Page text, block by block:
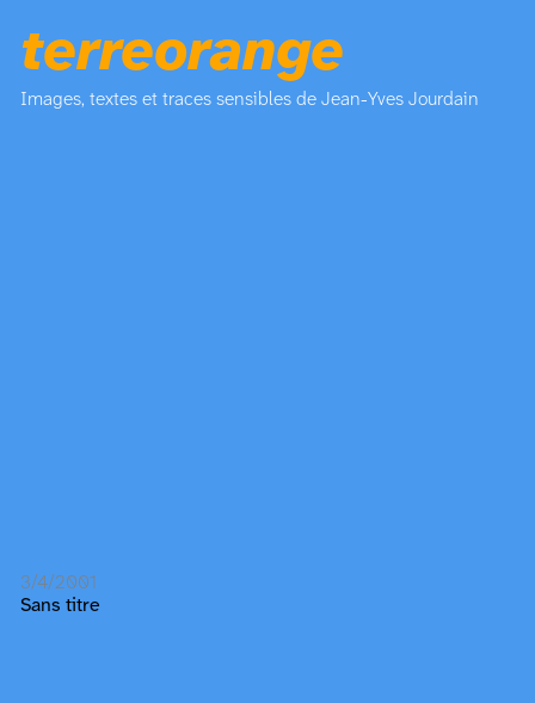
terreorange
Images, textes et traces sensibles de Jean-Yves Jourdain
3/4/2001
Sans titre